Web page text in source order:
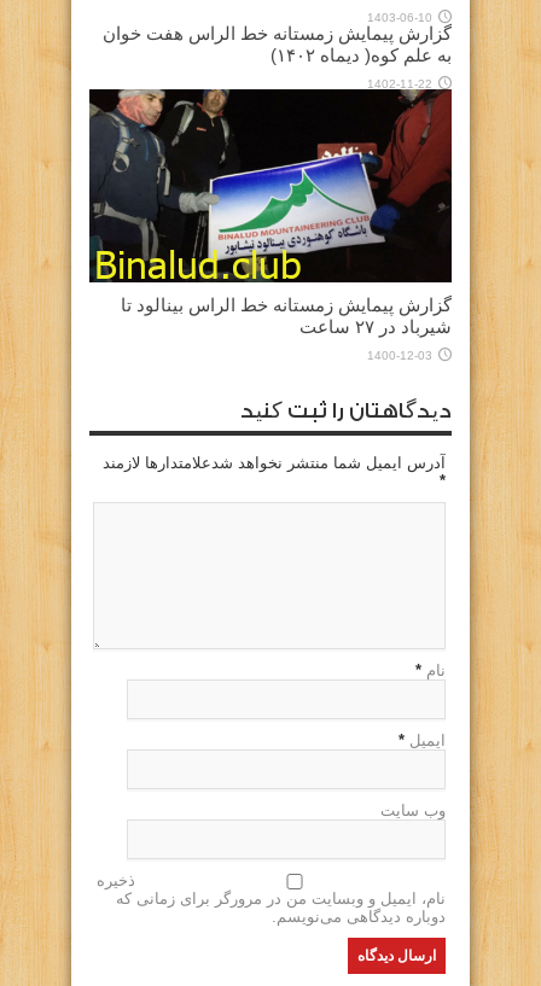
1403-06-10
گزارش پیمایش زمستانه خط الراس هفت خوان
به علم کوه( دیماه ۱۴۰۲)
1402-11-22
گزارش پیمایش زمستانه خط الراس بینالود تا
شیرباد در ۲۷ ساعت
1400-12-03
دیدگاهتان را ثبت کنید
آدرس ایمیل شما منتشر نخواهد شدعلامتدارها لازمند
*
نام *
ایمیل *
وب سایت
ذخیره
نام، ایمیل و وبسایت من در مرورگر برای زمانی که
دوباره دیدگاهی می‌نویسم.